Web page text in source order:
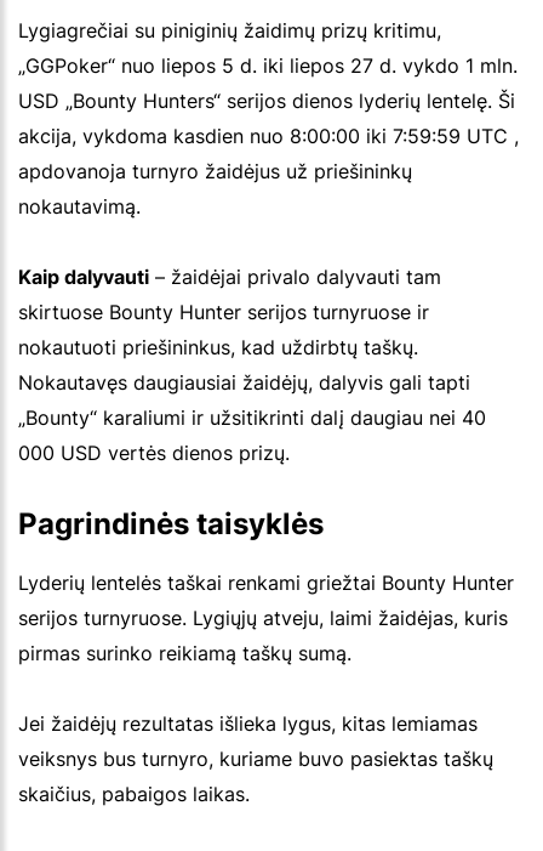
Lygiagrečiai su piniginių žaidimų prizų kritimu,
„GGPoker“ nuo liepos 5 d. iki liepos 27 d. vykdo 1 mln.
USD „Bounty Hunters“ serijos dienos lyderių lentelę. Ši
akcija, vykdoma kasdien nuo 8:00:00 iki 7:59:59 UTC ,
apdovanoja turnyro žaidėjus už priešininkų
nokautavimą.
Kaip dalyvauti – žaidėjai privalo dalyvauti tam
skirtuose Bounty Hunter serijos turnyruose ir
nokautuoti priešininkus, kad uždirbtų taškų.
Nokautavęs daugiausiai žaidėjų, dalyvis gali tapti
„Bounty“ karaliumi ir užsitikrinti dalį daugiau nei 40
000 USD vertės dienos prizų.
Pagrindinės taisyklės
Lyderių lentelės taškai renkami griežtai Bounty Hunter
serijos turnyruose. Lygiųjų atveju, laimi žaidėjas, kuris
pirmas surinko reikiamą taškų sumą.
Jei žaidėjų rezultatas išlieka lygus, kitas lemiamas
veiksnys bus turnyro, kuriame buvo pasiektas taškų
skaičius, pabaigos laikas.